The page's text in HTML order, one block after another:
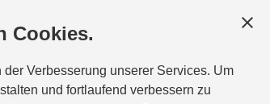
Cookies.
Verbesserung unserer Services. Um
und fortlaufend verbessern zu
enzweiler@suzuki-handel.de